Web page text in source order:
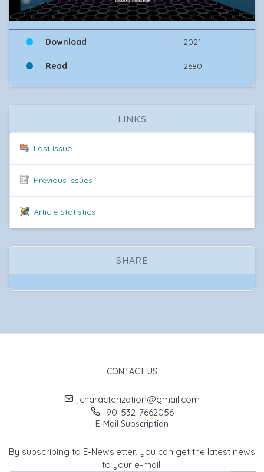
Download 2021
Read 2680
LINKS
Last issue
Previous issues
Article Statistics
SHARE
CONTACT US
jcharacterization@gmail.com
90-532-7662056
E-Mail Subscription
By subscribing to E-Newsletter, you can get the latest news
to your e-mail.